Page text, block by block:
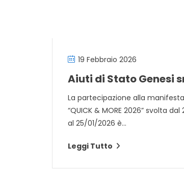
19 Febbraio 2026
Aiuti di Stato Genesi
La partecipazione alla
“QUICK & MORE 2026” svolta
al 25/01/2026 è...
Leggi Tutto